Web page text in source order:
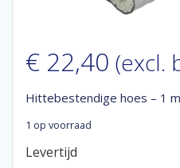
€ 22,40 (excl.
Hittebestendige hoes – 1
1 op voorraad
Levertijd